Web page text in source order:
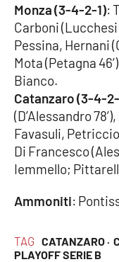
Lacplay.it
Lactv.it
Laconair.it
Lacitymag.it
Ilreggino.it
TAG CATANZARO ·
PLAYOFF SERIE B
Monza (3-4-2-1):
Carboni (Lucchesi
Pessina, Hernani
Mota (Petagna
Bianco.
Catanzaro (3-4-
(D’Alessandro
Favasuli,
Di Francesco
Iemmello;
Ammoniti: